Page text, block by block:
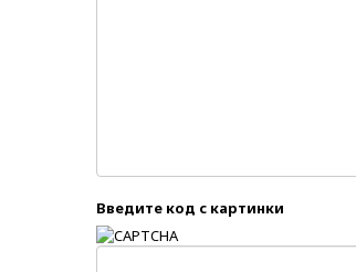
Введите код с картинки